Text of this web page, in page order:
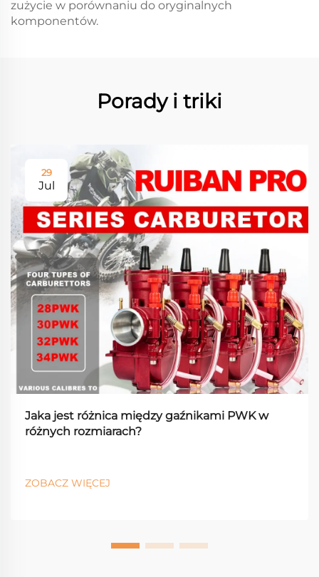
zużycie w porównaniu do oryginalnych
komponentów.
Porady i triki
29
Jul
Jaka jest różnica między gaźnikami PWK w
różnych rozmiarach?
ZOBACZ WIĘCEJ